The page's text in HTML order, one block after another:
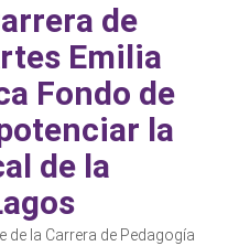
de
Emilia
Fondo de
la
de la
de la Carrera de Pedagogía